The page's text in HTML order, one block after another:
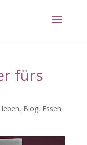
fürs
, Blog, Essen